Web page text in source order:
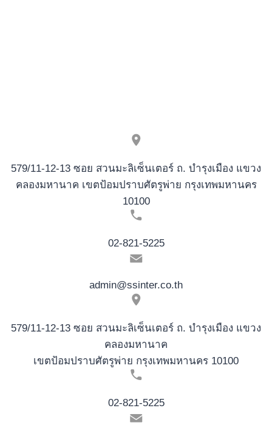
Lowest
Deposit
Gambling
enterprises
579/11-12-13 ซอย สวนมะลิเซ็นเตอร์ ถ. บำรุงเมือง แขวง
คลองมหานาค เขตป้อมปราบศัตรูพ่าย กรุงเทพมหานคร
10100
02-821-5225
admin@ssinter.co.th
579/11-12-13 ซอย สวนมะลิเซ็นเตอร์ ถ. บำรุงเมือง แขวง
คลองมหานาค
เขตป้อมปราบศัตรูพ่าย กรุงเทพมหานคร 10100
02-821-5225